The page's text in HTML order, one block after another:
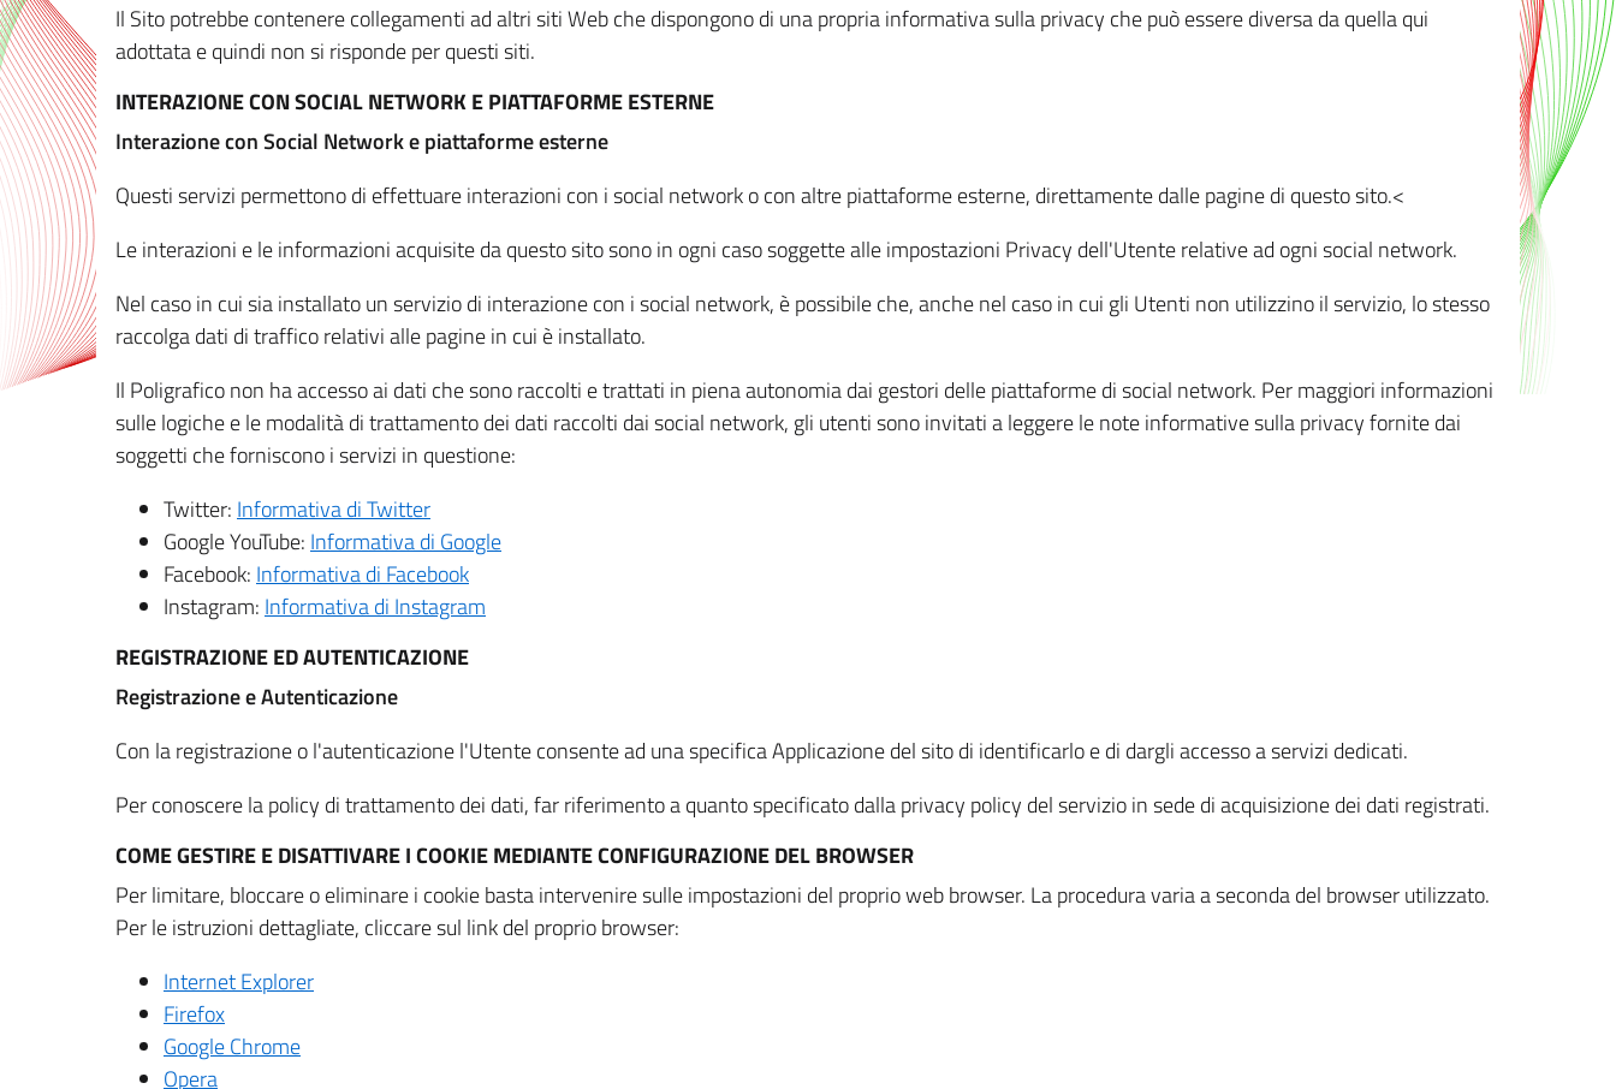
Il Sito potrebbe contenere collegamenti ad altri siti Web che dispongono di una propria informativa sulla privacy che può essere diversa da quella qui
adottata e quindi non si risponde per questi siti.
INTERAZIONE CON SOCIAL NETWORK E PIATTAFORME ESTERNE
Interazione con Social Network e piattaforme esterne
Questi servizi permettono di effettuare interazioni con i social network o con altre piattaforme esterne, direttamente dalle pagine di questo sito.<
Le interazioni e le informazioni acquisite da questo sito sono in ogni caso soggette alle impostazioni Privacy dell'Utente relative ad ogni social network.
Nel caso in cui sia installato un servizio di interazione con i social network, è possibile che, anche nel caso in cui gli Utenti non utilizzino il servizio, lo stesso
raccolga dati di traffico relativi alle pagine in cui è installato.
Il Poligrafico non ha accesso ai dati che sono raccolti e trattati in piena autonomia dai gestori delle piattaforme di social network. Per maggiori informazioni
sulle logiche e le modalità di trattamento dei dati raccolti dai social network, gli utenti sono invitati a leggere le note informative sulla privacy fornite dai
soggetti che forniscono i servizi in questione:
Twitter: Informativa di Twitter
Google YouTube: Informativa di Google
Facebook: Informativa di Facebook
Instagram: Informativa di Instagram
REGISTRAZIONE ED AUTENTICAZIONE
Registrazione e Autenticazione
Con la registrazione o l'autenticazione l'Utente consente ad una specifica Applicazione del sito di identificarlo e di dargli accesso a servizi dedicati.
Per conoscere la policy di trattamento dei dati, far riferimento a quanto specificato dalla privacy policy del servizio in sede di acquisizione dei dati registrati.
COME GESTIRE E DISATTIVARE I COOKIE MEDIANTE CONFIGURAZIONE DEL BROWSER
Per limitare, bloccare o eliminare i cookie basta intervenire sulle impostazioni del proprio web browser. La procedura varia a seconda del browser utilizzato.
Per le istruzioni dettagliate, cliccare sul link del proprio browser:
Internet Explorer
Firefox
Google Chrome
Opera